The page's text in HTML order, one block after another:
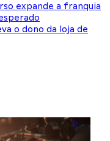
expande a franquia
o dono da loja de